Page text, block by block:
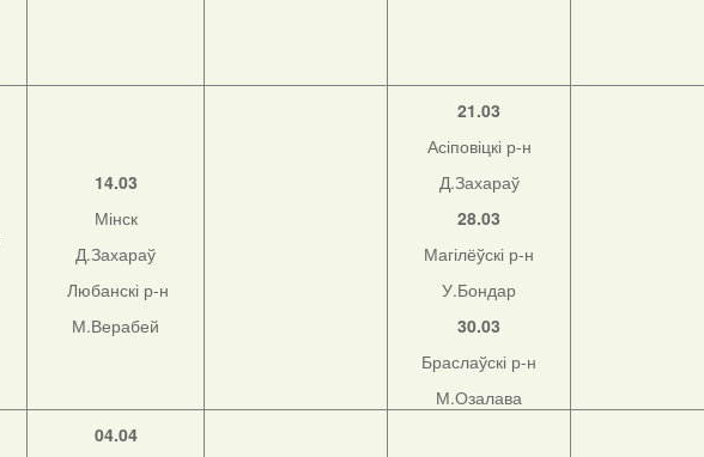
14.03
Мінск
Д.Захараў
Любанскі р-н
М.Верабей
21.03
Асіповіцкі р-н
Д.Захараў
28.03
Магілёўскі р-н
У.Бондар
30.03
Браслаўскі р-н
М.Озалава
04.04